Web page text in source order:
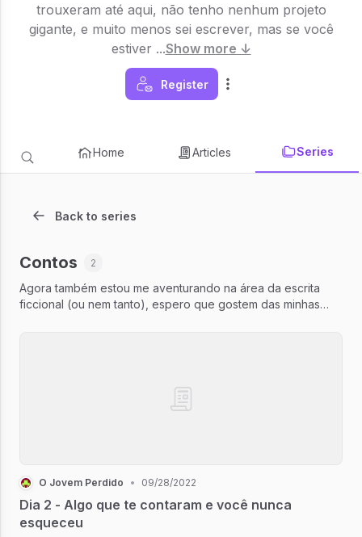
trouxeram até aqui, não tenho nenhum projeto
gigante, e muito menos sei escrever, mas se você
estiver ...Show more ↓
Register
Home Articles Series
Back to series
Contos 2
Agora também estou me aventurando na área da escrita
ficcional (ou nem tanto), espero que gostem das minhas
O Jovem Perdido • 09/28/2022
Dia 2 - Algo que te contaram e você nunca
esqueceu